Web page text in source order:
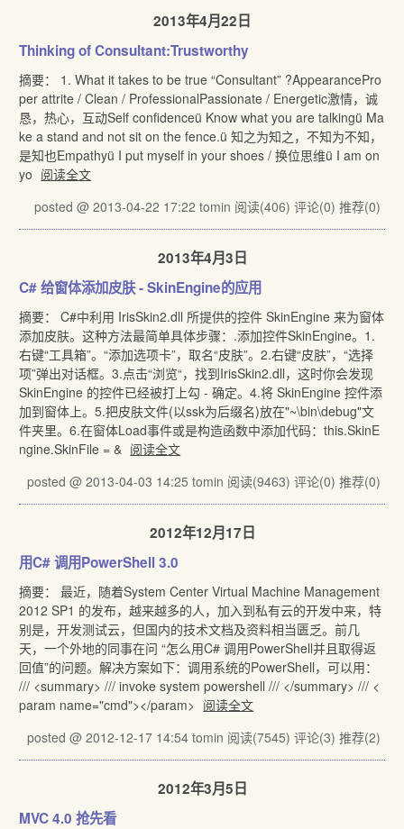
2013年4月22日
Thinking of Consultant:Trustworthy
摘要： 1. What it takes to be true “Consultant” ?AppearancePro
per attrite / Clean / ProfessionalPassionate / Energetic激情，诚
恳，热心，互动Self confidenceü Know what you are talkingü Ma
ke a stand and not sit on the fence.ü 知之为知之，不知为不知，
是知也Empathyü I put myself in your shoes / 换位思维ü I am on
yo 阅读全文
posted @ 2013-04-22 17:22 tomin 阅读(406) 评论(0) 推荐(0)
2013年4月3日
C# 给窗体添加皮肤 - SkinEngine的应用
摘要： C#中利用 IrisSkin2.dll 所提供的控件 SkinEngine 来为窗体
添加皮肤。这种方法最简单具体步骤：.添加控件SkinEngine。1.
右键“工具箱”。“添加选项卡”，取名“皮肤”。2.右键“皮肤”，“选择
项”弹出对话框。3.点击“浏览“，找到IrisSkin2.dll，这时你会发现
SkinEngine 的控件已经被打上勾 - 确定。4.将 SkinEngine 控件添
加到窗体上。5.把皮肤文件(以ssk为后缀名)放在"~\bin\debug"文
件夹里。6.在窗体Load事件或是构造函数中添加代码：this.SkinE
ngine.SkinFile = & 阅读全文
posted @ 2013-04-03 14:25 tomin 阅读(9463) 评论(0) 推荐(0)
2012年12月17日
用C# 调用PowerShell 3.0
摘要： 最近，随着System Center Virtual Machine Management
2012 SP1 的发布，越来越多的人，加入到私有云的开发中来，特
别是，开发测试云，但国内的技术文档及资料相当匮乏。前几
天，一个外地的同事在问 “怎么用C# 调用PowerShell并且取得返
回值”的问题。解决方案如下：调用系统的PowerShell，可以用：
/// <summary> /// invoke system powershell /// </summary> /// <
param name="cmd"></param> 阅读全文
posted @ 2012-12-17 14:54 tomin 阅读(7545) 评论(3) 推荐(2)
2012年3月5日
MVC 4.0 抢先看